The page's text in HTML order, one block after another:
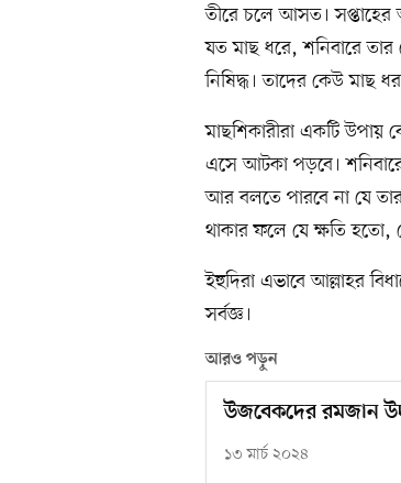
তীরে চলে আসত। সপ্তাহের
যত মাছ ধরে, শনিবারে তার
নিষিদ্ধ। তাদের কেউ মাছ
মাছশিকারীরা একটি উপায়
এসে আটকা পড়বে।
আর বলতে পারবে না যে
থাকার ফলে যে ক্ষতি হতো,
ইহুদিরা এভাবে আল্লাহর
সর্বজ্ঞ।
আরও পড়ুন
উজবেকদের রমজান
১৩ মার্চ ২০২৪